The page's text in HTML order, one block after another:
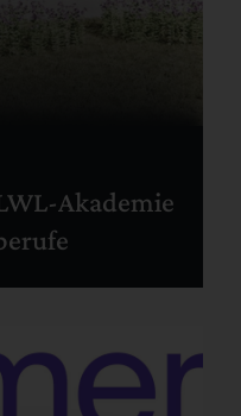
Akademie